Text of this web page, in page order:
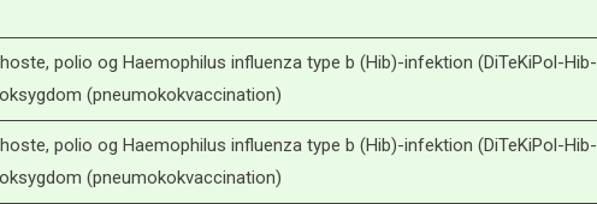
polio og Haemophilus influenza type b (Hib)-infektion (DiTeKiPol-Hib-
(pneumokokvaccination)
polio og Haemophilus influenza type b (Hib)-infektion (DiTeKiPol-Hib-
(pneumokokvaccination)